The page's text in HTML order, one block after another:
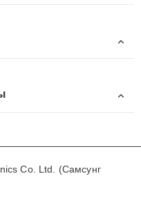
Co. Ltd. (Самсунг